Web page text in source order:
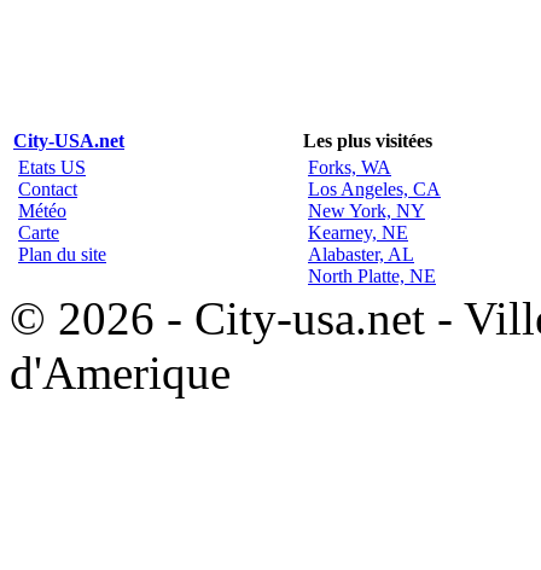
City-USA.net
Les plus visitées
Etats US
Contact
Météo
Carte
Plan du site
Forks, WA
Los Angeles, CA
New York, NY
Kearney, NE
Alabaster, AL
North Platte, NE
© 2026 - City-usa.net -
d'Amerique